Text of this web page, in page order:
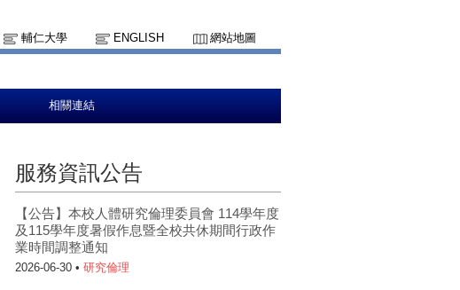
輔仁大學 ENGLISH 網站地圖
相關連結
服務資訊公告
【公告】本校人體研究倫理委員會 114學年度
及115學年度暑假作息暨全校共休期間行政作
業時間調整通知
2026-06-30 • 研究倫理